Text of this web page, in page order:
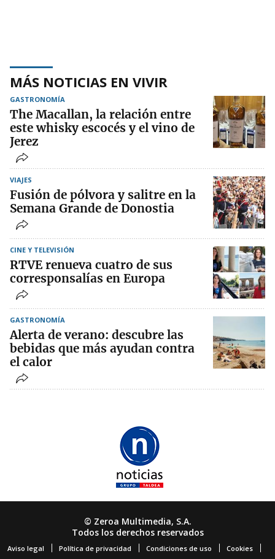
MÁS NOTICIAS EN VIVIR
GASTRONOMÍA
The Macallan, la relación entre
este whisky escocés y el vino de
Jerez
VIAJES
Fusión de pólvora y salitre en la
Semana Grande de Donostia
CINE Y TELEVISIÓN
RTVE renueva cuatro de sus
corresponsalías en Europa
GASTRONOMÍA
Alerta de verano: descubre las
bebidas que más ayudan contra
el calor
© Zeroa Multimedia, S.A.
Todos los derechos reservados
Aviso legal Política de privacidad Condiciones de uso Cookies